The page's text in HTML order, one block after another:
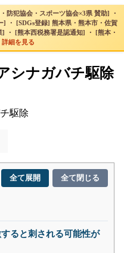
防犯協会・スポーツ協会×3県 賛助] ・
・ [SDGs登録] 熊本県・熊本市・佐賀
・ [熊本西税務署是認通知] ・ [熊本・
詳細を見る
シナガバチ駆除
駆除
全て展開 全て閉じる
ると刺される可能性が